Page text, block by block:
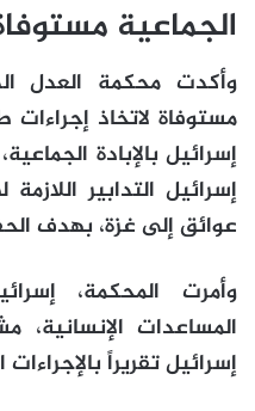
الجماعية
وأكدت محكمة العدل
مستوفاة لاتخاذ
إسرائيل بالإبادة
إسرائيل التدابير
عوائق إلى غزة، بهدف
وأمرت المحكمة،
المساعدات
إسرائيل تقريراً